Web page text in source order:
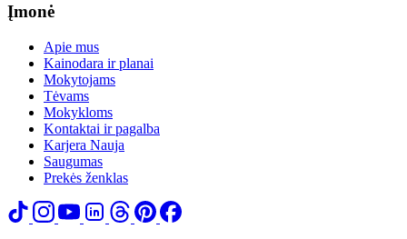
Įmonė
Apie mus
Kainodara ir planai
Mokytojams
Tėvams
Mokykloms
Kontaktai ir pagalba
Karjera Nauja
Saugumas
Prekės ženklas